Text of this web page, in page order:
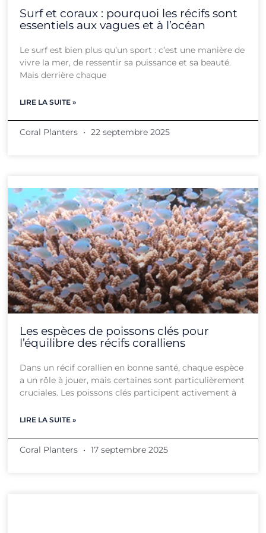
Surf et coraux : pourquoi les récifs sont
essentiels aux vagues et à l’océan
Le surf est bien plus qu’un sport : c’est une manière de
vivre la mer, de ressentir sa puissance et sa beauté.
Mais derrière chaque
LIRE LA SUITE »
Coral Planters 22 septembre 2025
Les espèces de poissons clés pour
l’équilibre des récifs coralliens
Dans un récif corallien en bonne santé, chaque espèce
a un rôle à jouer, mais certaines sont particulièrement
cruciales. Les poissons clés participent activement à
LIRE LA SUITE »
Coral Planters 17 septembre 2025